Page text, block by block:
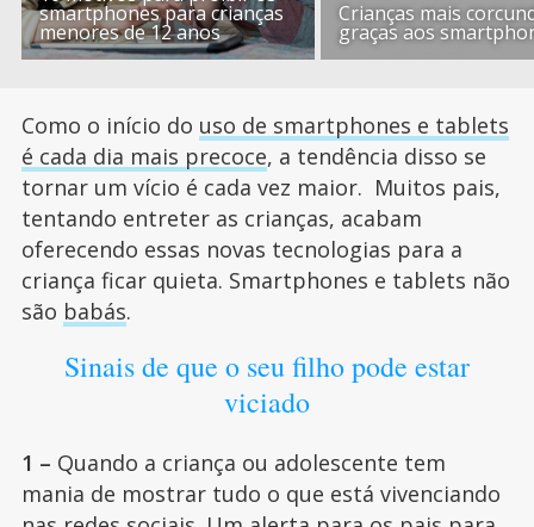
smartphones para crianças
menores de 12 anos
Crianças mais
graças aos
Como o início do uso de smartphones e tablets
é cada dia mais precoce, a tendência disso se
tornar um vício é cada vez maior. Muitos pais,
tentando entreter as crianças, acabam
oferecendo essas novas tecnologias para a
criança ficar quieta. Smartphones e tablets não
são babás.
Sinais de que o seu filho pode estar
viciado
1 – Quando a criança ou adolescente tem
mania de mostrar tudo o que está vivenciando